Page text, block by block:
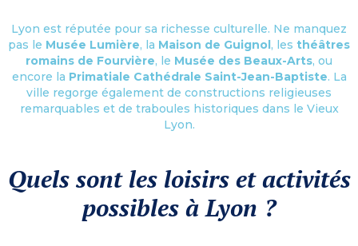
Lyon est réputée pour sa richesse culturelle. Ne manquez
pas le Musée Lumière, la Maison de Guignol , les théâtres
romains de Fourvière, le Musée des Beaux-Arts, ou
encore la Primatiale Cathédrale Saint-Jean-Baptiste. La
ville regorge également de constructions religieuses
remarquables et de traboules historiques dans le Vieux
Lyon.
Quels sont les loisirs et activités
possibles à Lyon ?